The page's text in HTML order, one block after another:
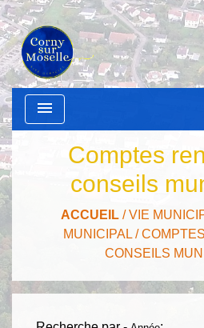
menu
Comptes
conseils
ACCUEIL /VIE
MUNICIPAL /
CONSEILS